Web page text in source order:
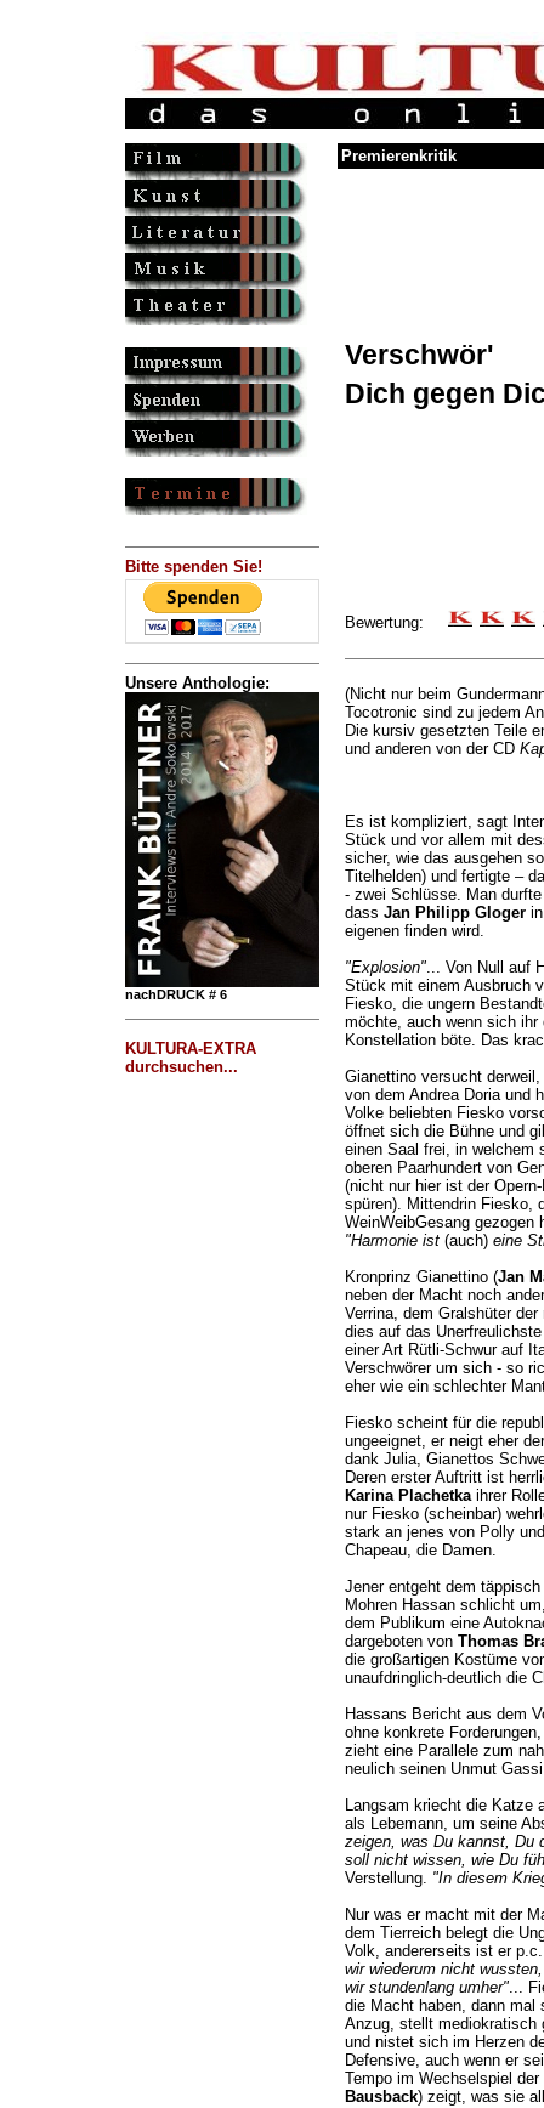
Bitte spenden Sie!
Unsere Anthologie:
nachDRUCK # 6
KULTURA-EXTRA
durchsuchen...
Premierenkritik
Verschwör'
Dich gegen
Bewertung:
(Nicht nur beim
Tocotronic sind zu jedem
Die kursiv gesetzten Teile
und anderen von der CD
Es ist kompliziert, sagt
Stück und vor allem mit
sicher, wie das ausgehen
Titelhelden) und fertigte –
- zwei Schlüsse. Man
dass Jan Philipp Glogerin
eigenen finden wird.
"Explosion"... Von Null auf
Stück mit einem Ausbruch
Fiesko, die ungern
möchte, auch wenn sich
Konstellation böte. Das
Gianettino versucht
von dem Andrea Doria und
Volke beliebten Fiesko
öffnet sich die Bühne und
einen Saal frei, in welchem
oberen Paarhundert von
(nicht nur hier ist der
spüren). Mittendrin Fiesko,
WeinWeibGesang gezogen
"Harmonie ist(auch) eine
Kronprinz Gianettino (Jan
neben der Macht noch
Verrina, dem Gralshüter
dies auf das
einer Art Rütli-Schwur auf
Verschwörer um sich - so
eher wie ein schlechter
Fiesko scheint für die
ungeeignet, er neigt eher
dank Julia, Gianettos
Deren erster Auftritt ist
Karina Plachetkaihrer
nur Fiesko (scheinbar)
stark an jenes von Polly
Chapeau, die Damen.
Jener entgeht dem
Mohren Hassan schlicht
dem Publikum eine
dargeboten von Thomas
die großartigen Kostüme
unaufdringlich-deutlich die
Hassans Bericht aus dem
ohne konkrete
zieht eine Parallele zum
neulich seinen Unmut
Langsam kriecht die Katze
als Lebemann, um seine
zeigen, was Du kannst, Du
soll nicht wissen, wie Du
Verstellung. "In diesem
Nur was er macht mit der
dem Tierreich belegt die
Volk, andererseits ist er
wir wiederum nicht
wir stundenlang umher"...
die Macht haben, dann mal
Anzug, stellt mediokratisch
und nistet sich im Herzen
Defensive, auch wenn er
Tempo im Wechselspiel
Bausback) zeigt, was sie